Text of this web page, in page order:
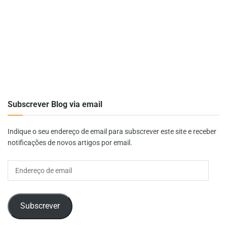
Subscrever Blog via email
Indique o seu endereço de email para subscrever este site e receber
notificações de novos artigos por email.
Subscrever